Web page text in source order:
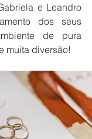
e Leandro
dos seus
de pura
muita diversão!